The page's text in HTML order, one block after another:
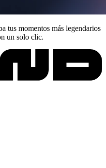
tus momentos más legendarios
un solo clic.